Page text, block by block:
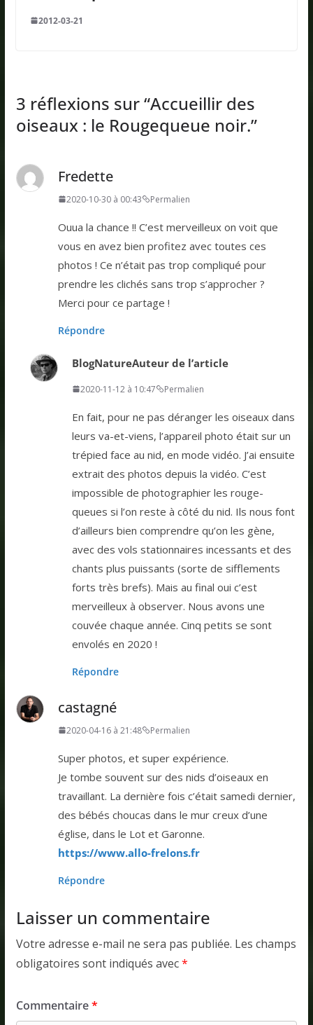
2012-03-21
3 réflexions sur “Accueillir des
oiseaux : le Rougequeue noir.”
Fredette
2020-10-30 à 00:43 Permalien
Ouua la chance !! C’est merveilleux on voit que
vous en avez bien profitez avec toutes ces
photos ! Ce n’était pas trop compliqué pour
prendre les clichés sans trop s’approcher ?
Merci pour ce partage !
Répondre
BlogNatureAuteur de l’article
2020-11-12 à 10:47 Permalien
En fait, pour ne pas déranger les oiseaux dans
leurs va-et-viens, l’appareil photo était sur un
trépied face au nid, en mode vidéo. J’ai ensuite
extrait des photos depuis la vidéo. C’est
impossible de photographier les rouge-
queues si l’on reste à côté du nid. Ils nous font
d’ailleurs bien comprendre qu’on les gène,
avec des vols stationnaires incessants et des
chants plus puissants (sorte de sifflements
forts très brefs). Mais au final oui c’est
merveilleux à observer. Nous avons une
couvée chaque année. Cinq petits se sont
envolés en 2020 !
Répondre
castagné
2020-04-16 à 21:48 Permalien
Super photos, et super expérience.
Je tombe souvent sur des nids d’oiseaux en
travaillant. La dernière fois c’était samedi dernier,
des bébés choucas dans le mur creux d’une
église, dans le Lot et Garonne.
https://www.allo-frelons.fr
Répondre
Laisser un commentaire
Votre adresse e-mail ne sera pas publiée. Les champs
obligatoires sont indiqués avec*
Commentaire*